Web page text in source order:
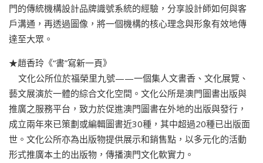
門的傳統機構設計品牌識號系統的經驗，分享設計師如何與客
戶溝通，再透過圖像，將一個機構的核心理念與形象有效地傳
達至大眾。
★趙香玲《“書”寫新一頁》
文化公所位於福榮里九號——一個集人文書香、文化展覽、
藝文展演於一體的綜合文化空間。文化公所是澳門圖書出版與
推廣之服務平台，致力於促進澳門圖書在外地的出版與發行，
成立兩年來已策劃或編輯圖書近30種，其中超過20種已出版面
世。文化公所亦為出版物提供展示和銷售點，以多元化的活動
形式推廣本土的出版物，傳播澳門文化軟實力。